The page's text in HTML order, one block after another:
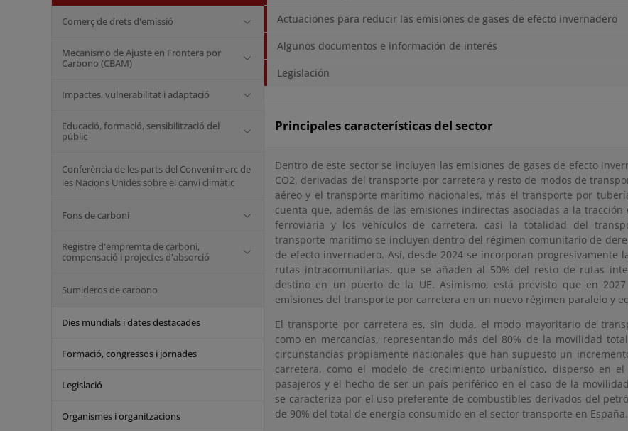
Comerç de drets d'emissió
Mecanismo de Ajuste en Frontera por
Carbono (CBAM)
Impactes, vulnerabilitat i adaptació
Educació, formació, sensibilització del
públic
Conferència de les parts del Conveni marc de
les Nacions Unides sobre el canvi climàtic
Fons de carboni
Registre d'empremta de carboni,
compensació i projectes d'absorció
Sumideros de carbono
Dies mundials i dates destacades
Formació, congressos i jornades
Legislació
Organismes i organitzacions
Actuaciones para reducir las emisiones de gases de efecto invernadero
Algunos documentos e información de interés
Legislación
Principales características del sector
Dentro de este sector se incluyen las emisiones de gases de efecto
CO2, derivadas del transporte por carretera y resto de modos de
aéreo y el transporte marítimo nacionales, más el transporte por
cuenta que, además de las emisiones indirectas asociadas a la
ferroviaria y los vehículos de carretera, casi la totalidad del
transporte marítimo se incluyen dentro del régimen comunitario de
de efecto invernadero. Así, desde 2024 se incorporan progresivamente
rutas intracomunitarias, que se añaden al 50% del resto de rutas
destino en un puerto de la UE. Asimismo, está previsto que en
emisiones del transporte por carretera en un nuevo régimen paralelo y
El transporte por carretera es, sin duda, el modo mayoritario de
como en mercancías, representando más del 80% de la movilidad
circunstancias propiamente nacionales que han supuesto un
carretera, como el modelo de crecimiento urbanístico, disperso en
pasajeros y el hecho de ser un país periférico en el caso de la
se caracteriza por el uso preferente de combustibles derivados del
de 90% del total de energía consumido en el sector transporte en España.